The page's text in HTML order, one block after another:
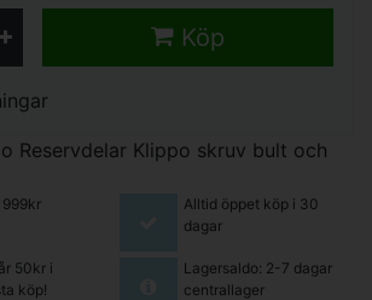
Köp
Reservdelar Klippo skruv bult och
Alltid öppet köp i 30
dagar
50kr i
köp!
Lagersaldo: 2-7 dagar
centrallager